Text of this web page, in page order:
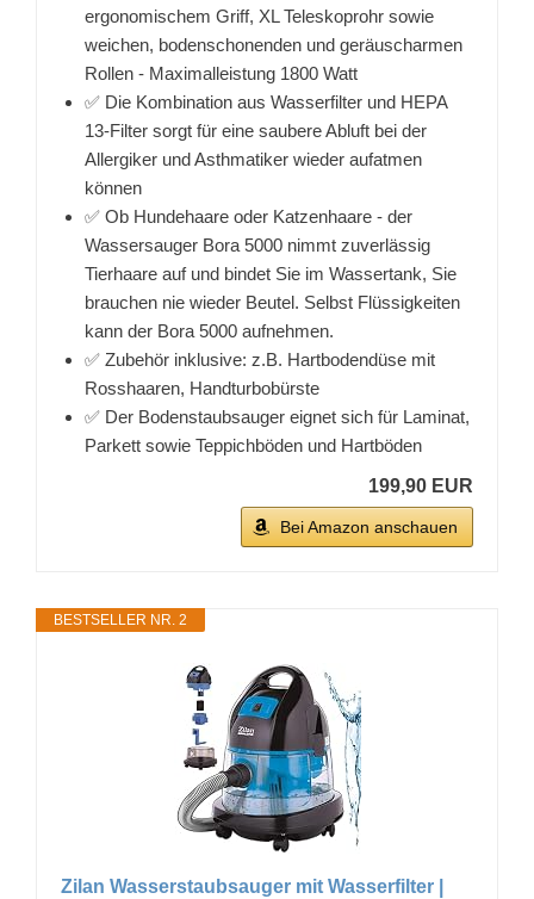
ergonomischem Griff, XL Teleskoprohr sowie
weichen, bodenschonenden und geräuscharmen
Rollen - Maximalleistung 1800 Watt
✅ Die Kombination aus Wasserfilter und HEPA
13-Filter sorgt für eine saubere Abluft bei der
Allergiker und Asthmatiker wieder aufatmen
können
✅ Ob Hundehaare oder Katzenhaare - der
Wassersauger Bora 5000 nimmt zuverlässig
Tierhaare auf und bindet Sie im Wassertank, Sie
brauchen nie wieder Beutel. Selbst Flüssigkeiten
kann der Bora 5000 aufnehmen.
✅ Zubehör inklusive: z.B. Hartbodendüse mit
Rosshaaren, Handturbobürste
✅ Der Bodenstaubsauger eignet sich für Laminat,
Parkett sowie Teppichböden und Hartböden
199,90 EUR
Bei Amazon anschauen
BESTSELLER NR. 2
Zilan Wasserstaubsauger mit Wasserfilter |